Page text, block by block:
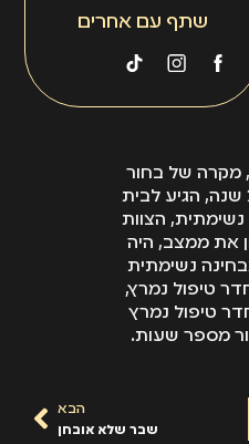
הרפואי לא אבחן את
ממצב, היה צריך לטפל
ולהעביר אותו לחדר
מקום בחדר טיפול
נמרץ והוא נפטר
כעבור מספר שעות.
שתף עם אחרים
מקרה של בחור
צעיר שהיה בן 28 שנה, הגיע לבית
הצוות
את ממצב, היה
נשימתית
טיפול נמרץ,
טיפול נמרץ
מספר שעות.
הבא
שבר שלא אובחן